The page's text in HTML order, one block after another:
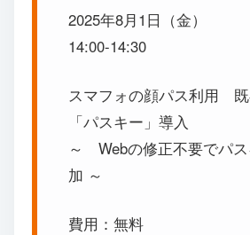
2025年8月1日（金）
14:00-14:30
スマフォの顔パス利用
「パスキー」導入
～ Webの修正不要でパ
加 ～
費用：無料